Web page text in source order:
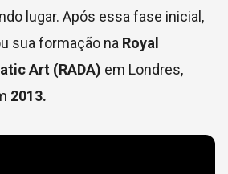
lugar. Após essa fase inicial,
sua formação na Royal
Art (RADA) em Londres,
2013.